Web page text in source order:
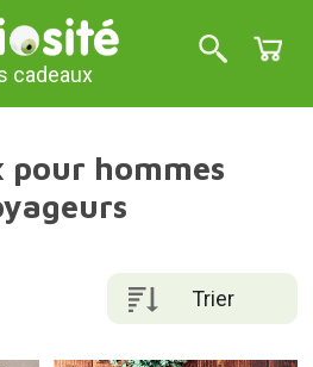
cadeaux
pour hommes
Trier